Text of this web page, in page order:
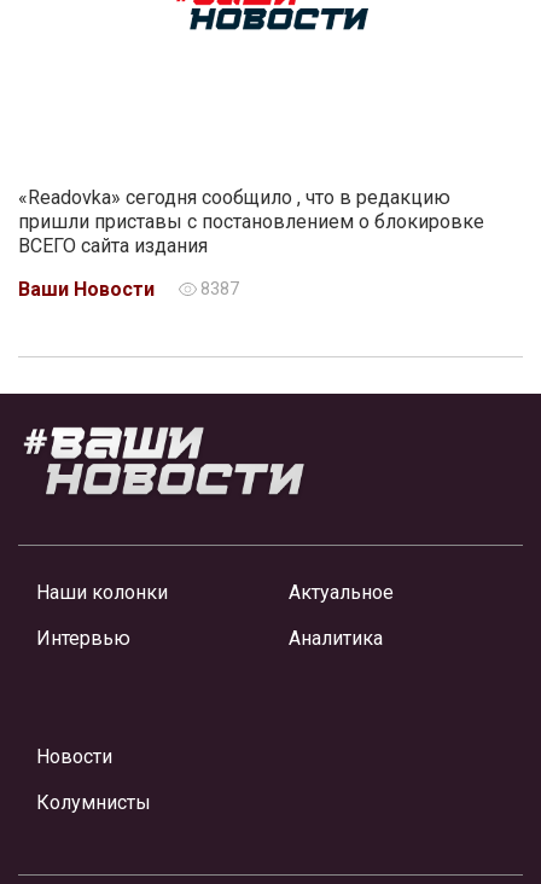
«Readovka» сегодня сообщило , что в редакцию
пришли приставы с постановлением о блокировке
ВСЕГО сайта издания
Ваши Новости
8387
Наши колонки
Интервью
Актуальное
Аналитика
Новости
Колумнисты